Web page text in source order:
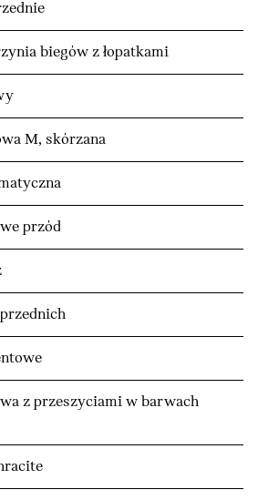
biegów z łopatkami
M, skórzana
przód
z przeszyciami w barwach